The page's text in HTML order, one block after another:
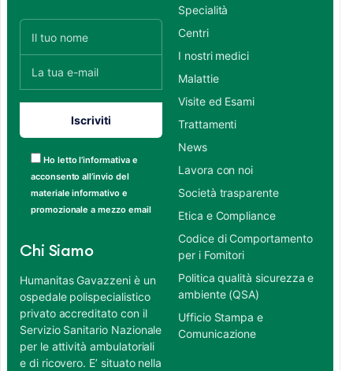
Ho letto l’informativa e
acconsento all’invio del
materiale informativo e
promozionale a mezzo email
Chi Siamo
Humanitas Gavazzeni è un
ospedale polispecialistico
privato accreditato con il
Servizio Sanitario Nazionale
per le attività ambulatoriali
e di ricovero. E’ situato nella
Specialità
Centri
I nostri medici
Malattie
Visite ed Esami
Trattamenti
News
Lavora con noi
Società trasparente
Etica e Compliance
Codice di Comportamento
per i Fornitori
Politica qualità sicurezza e
ambiente (QSA)
Ufficio Stampa e
Comunicazione